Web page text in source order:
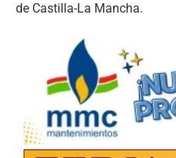
de Castilla-La Mancha.